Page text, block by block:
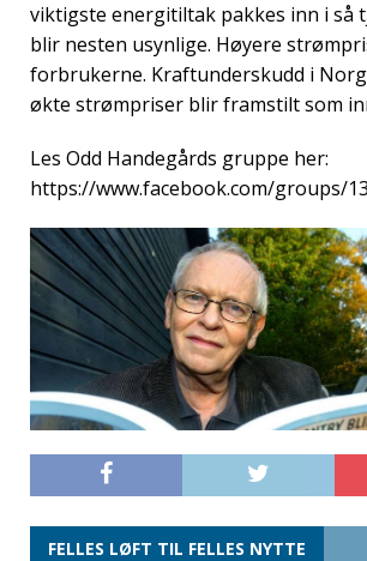
viktigste energitiltak pakkes inn i så
blir nesten usynlige. Høyere
forbrukerne. Kraftunderskudd i
økte strømpriser blir framstilt som
Les Odd Handegårds gruppe her:
https://www.facebook.com/groups/
FELLES LØFT TIL FELLES NYTTE